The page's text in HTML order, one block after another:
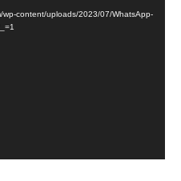
content/uploads/2023/07/WhatsApp-